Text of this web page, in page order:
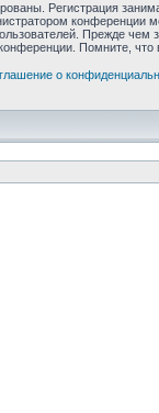
Регистрация
конференции
Прежде чем
Помните,
о